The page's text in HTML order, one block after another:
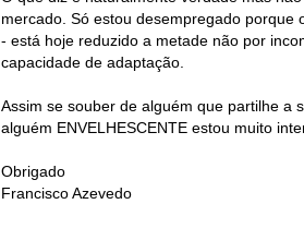
mercado. Só estou desempregado porque
- está hoje reduzido a metade não por
capacidade de adaptação.
Assim se souber de alguém que partilhe a
alguém ENVELHESCENTE estou muito
Obrigado
Francisco Azevedo